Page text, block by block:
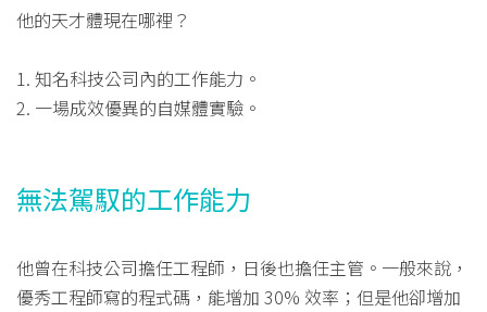
他的天才體現在哪裡？
1. 知名科技公司內的工作能力。
2. 一場成效優異的自媒體實驗。
無法駕馭的工作能力
他曾在科技公司擔任工程師，日後也擔任主管。一般來說，
優秀工程師寫的程式碼，能增加 30% 效率；但是他卻增加